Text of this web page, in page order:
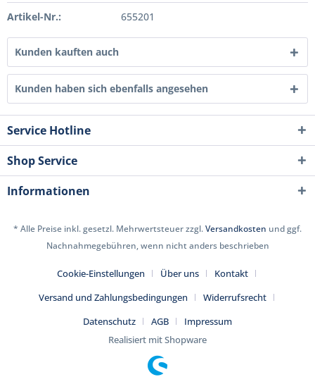
Artikel-Nr.: 655201
Kunden kauften auch
Kunden haben sich ebenfalls angesehen
Service Hotline
Shop Service
Informationen
* Alle Preise inkl. gesetzl. Mehrwertsteuer zzgl.Versandkosten und ggf.
Nachnahmegebühren, wenn nicht anders beschrieben
Cookie-Einstellungen Über uns
Kontakt
Versand und Zahlungsbedingungen
Widerrufsrecht
Datenschutz
AGB
Impressum
Realisiert mit Shopware